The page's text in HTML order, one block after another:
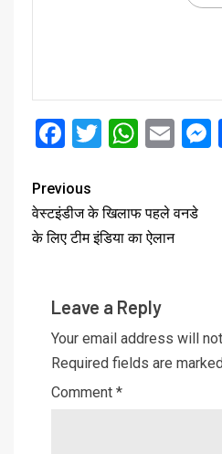
Facebook
Twitter
Previous
वेस्टइंडीज के खिलाफ पहले वनडे
के लिए टीम इंडिया का ऐलान
Leave a Reply
Your email address will
Required fields are
Comment *